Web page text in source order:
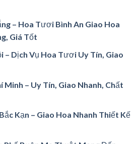
– Hoa Tươi Bình An Giao Hoa
Giá Tốt
– Dịch Vụ Hoa Tươi Uy Tín, Giao
Minh – Uy Tín, Giao Nhanh, Chất
Kạn – Giao Hoa Nhanh Thiết Kế